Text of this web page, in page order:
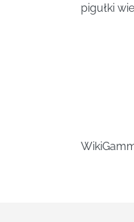
pigułki